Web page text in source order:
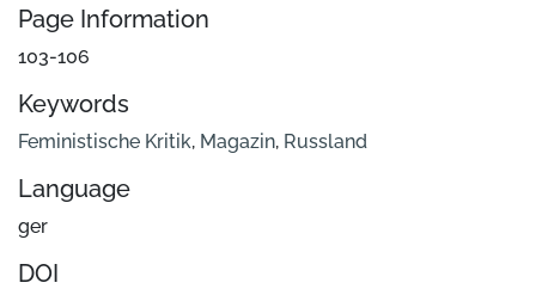
Page Information
103-106
Keywords
Feministische Kritik, Magazin, Russland
Language
ger
DOI